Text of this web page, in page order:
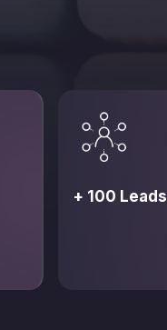
+ 100 Leads